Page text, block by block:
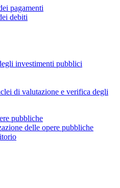
pagamenti
debiti
investimenti pubblici
di valutazione e verifica degli
pubbliche
delle opere pubbliche